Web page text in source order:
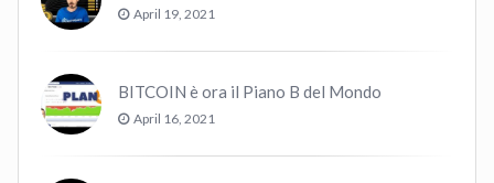
April 19, 2021
BITCOIN è ora il Piano B del Mondo
April 16, 2021